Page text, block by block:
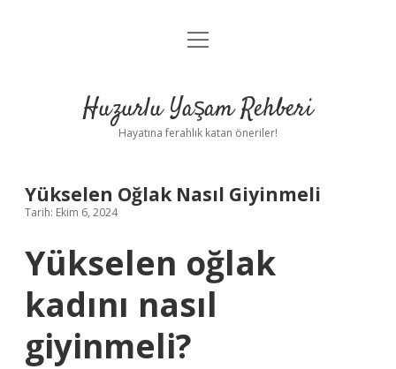
Anasayfa
Yasal Uyarı
menüyü
Huzurlu Yaşam Rehberi
Hayatına ferahlık katan öneriler!
Yükselen Oğlak Nasıl Giyinmeli
Tarih: Ekim 6, 2024
Yükselen oğlak
kadını nasıl
giyinmeli?